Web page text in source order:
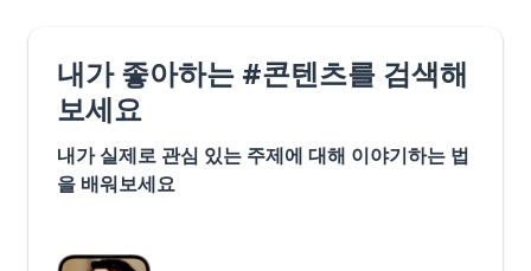
내가 좋아하는 #콘텐츠를 검색해
보세요
내가 실제로 관심 있는 주제에 대해 이야기하는 법
을 배워보세요